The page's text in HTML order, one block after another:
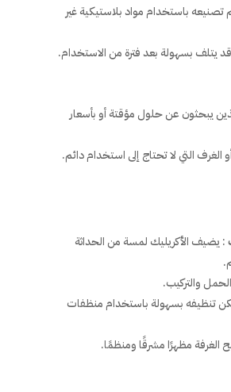
تصنيعه باستخدام مواد بلاستيكية غير
يتلف بسهولة بعد فترة من الاستخدام.
يبحثون عن حلول مؤقتة أو بأسعار
الغرف التي لا تحتاج إلى استخدام دائم.
: يضيف الأكريليك لمسة من الحداثة
والتركيب.
تنظيفه بسهولة باستخدام منظفات
الغرفة مظهرًا مشرقًا ومنظمًا.